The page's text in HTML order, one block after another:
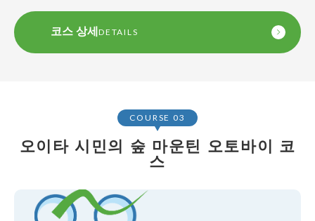
코스 상세 DETAILS
COURSE 03
오이타 시민의 숲 마운틴 오토바이 코
스